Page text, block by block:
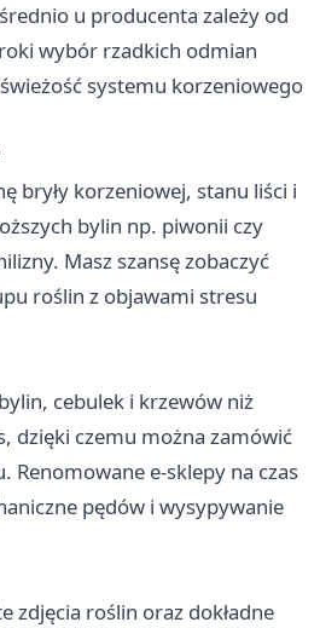
u producenta zależy od
wybór rzadkich odmian
systemu korzeniowego
bryły korzeniowej, stanu liści i
bylin np. piwonii czy
Masz szansę zobaczyć
roślin z objawami stresu
cebulek i krzewów niż
dzięki czemu można zamówić
e-sklepy na czas
pędów i wysypywanie
zdjęcia roślin oraz dokładne